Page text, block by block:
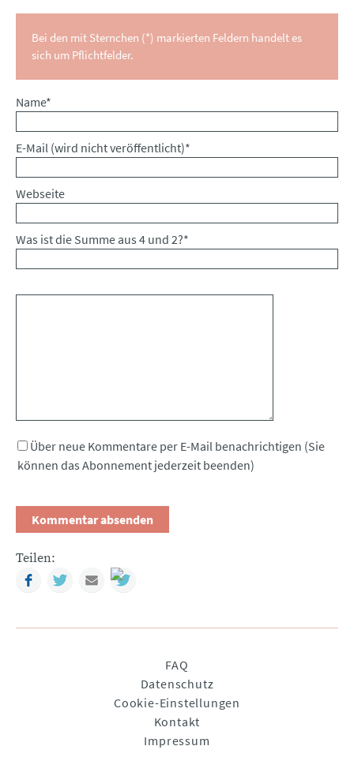
Bei den mit Sternchen (*) markierten Feldern handelt es
sich um Pflichtfelder.
Pflichtfeld
Name*
Pflichtfeld
E-Mail (wird nicht veröffentlicht)*
Webseite
Was ist die Summe aus 4 und 2?*
Über neue Kommentare per E-Mail benachrichtigen (Sie
können das Abonnement jederzeit beenden)
Teilen:
FacebookTwitterMail
FAQ
Datenschutz
Cookie-Einstellungen
Kontakt
Impressum